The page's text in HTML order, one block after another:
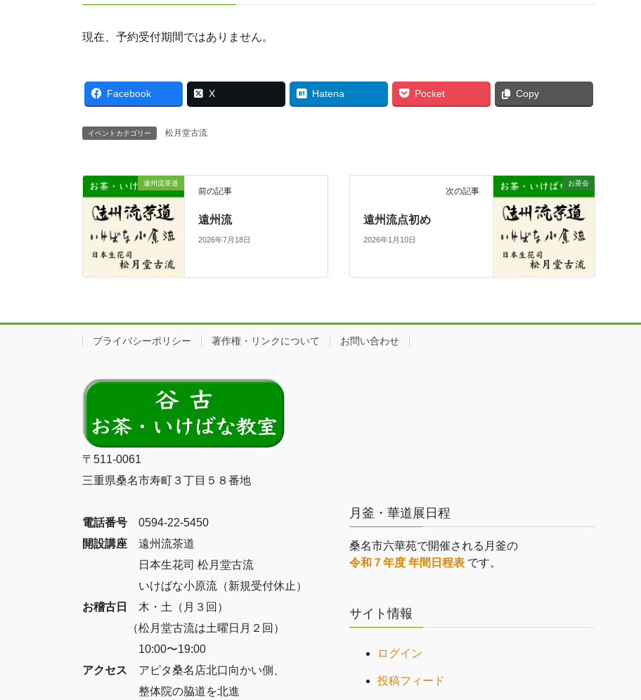
現在、予約受付期間ではありません。
Facebook X Hatena Pocket Copy
イベントカテゴリー 松月堂古流
遠州流茶道
前の記事
遠州流
2026年7月18日
お茶会
次の記事
遠州流点初め
2026年1月10日
プライバシーポリシー 著作権・リンクについて お問い合わせ
〒511-0061
三重県桑名市寿町３丁目５８番地
電話番号 0594-22-5450
開設講座 遠州流茶道
日本生花司 松月堂古流
いけばな小原流（新規受付休止）
お稽古日
木・土（月３回）
（松月堂古流は土曜日月２回）
10:00〜19:00
アクセス アピタ桑名店北口向かい側、
整体院の脇道を北進
月釜・華道展日程
桑名市六華苑で開催される月釜の
令和７年度 年間日程表 です。
サイト情報
ログイン
投稿フィード